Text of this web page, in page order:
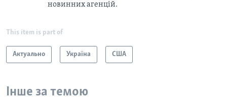
новинних агенцій.
This item is part of
Актуально Україна США
Інше за темою